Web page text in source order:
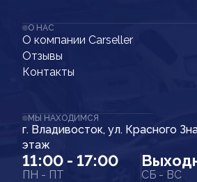
О НАС
О компании Carseller
Отзывы
Контакты
МЫ НАХОДИМСЯ
г. Владивосток, ул. Красного
этаж
11:00 - 17:00
ПН - ПТ СБ - ВС